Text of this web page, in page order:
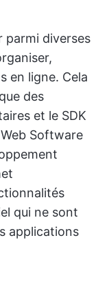
parmi diverses
en ligne. Cela
des
et le SDK
Software
qui ne sont
applications